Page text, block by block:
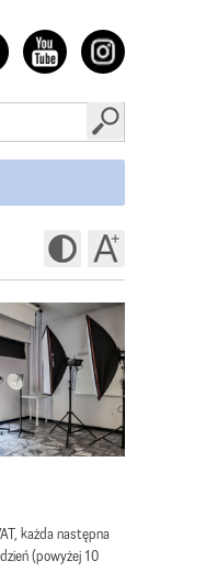
każda następna
(powyżej 10